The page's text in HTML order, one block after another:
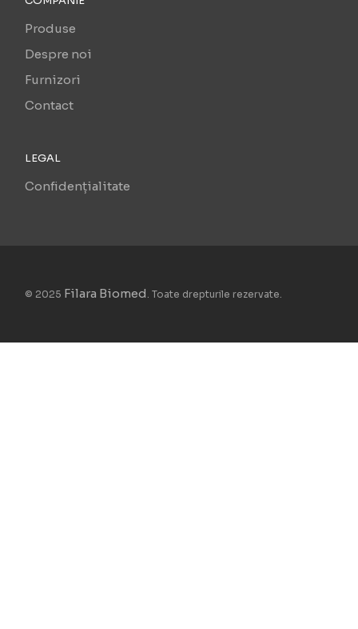
Produse
Despre noi
Furnizori
Contact
LEGAL
Confidențialitate
© 2025 Filara Biomed . Toate drepturile rezervate.